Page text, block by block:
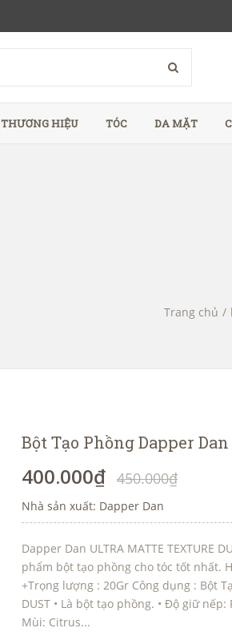
THƯƠNG HIỆU TÓC DA MẶT
Trang chủ /
Bột Tạo Phồng Dapper
400.000₫ 450.000₫
Nhà sản xuất: Dapper Dan
Dapper Dan ULTRA MATTE TEXTURE
phẩm bột tạo phồng cho tóc tốt nhất.
+Trọng lượng : 20Gr Công dụng : Bột
DUST • Là bột tạo phồng. • Độ giữ
Mùi: Citrus...